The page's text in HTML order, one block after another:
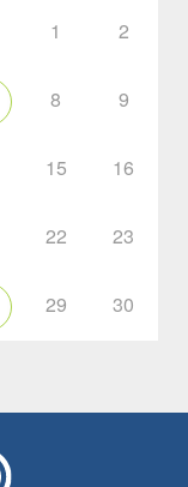
1 2
8 9
15 16
22 23
29 30